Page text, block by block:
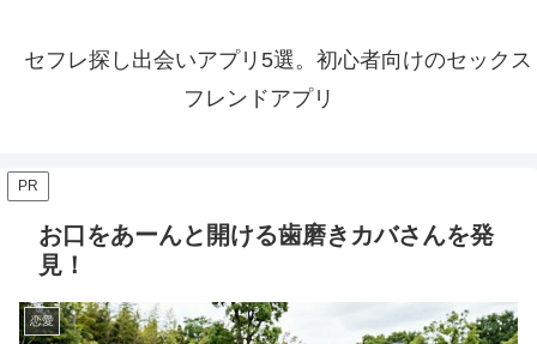
セフレ探し出会いアプリ5選。初心者向けのセックス
フレンドアプリ
PR
お口をあーんと開ける歯磨きカバさんを発
見！
恋愛